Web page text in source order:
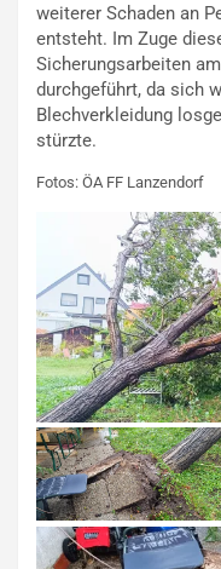
weiterer Schaden an
entsteht. Im Zuge
Sicherungsarbeiten
durchgeführt, da sich
Blechverkleidung
stürzte.
Fotos: ÖA FF Lanzendorf